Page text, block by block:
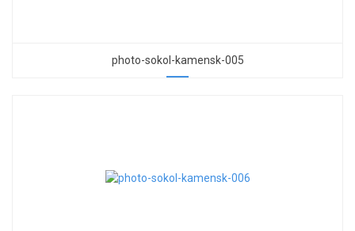
photo-sokol-kamensk-005